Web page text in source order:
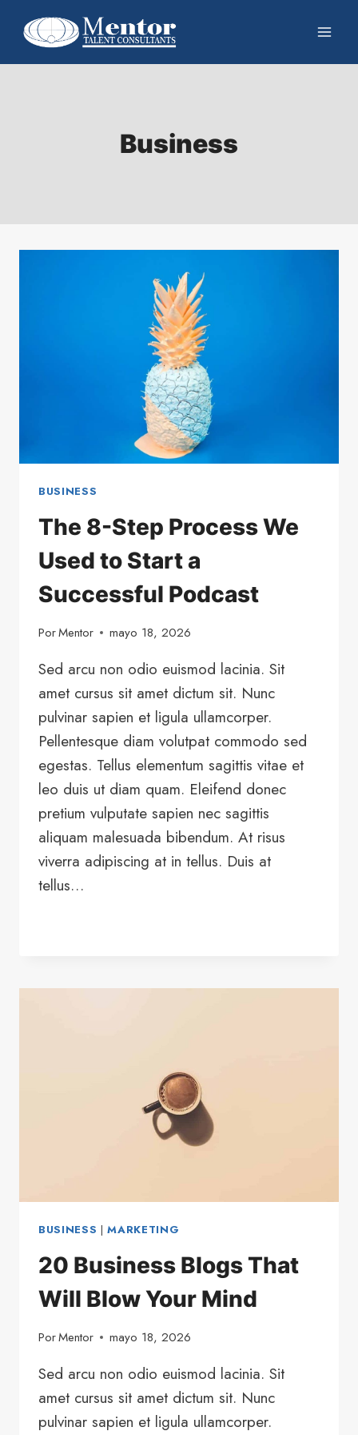
Business
BUSINESS
The 8-Step Process We
Used to Start a
Successful Podcast
PorMentor mayo 18, 2026
Sed arcu non odio euismod lacinia. Sit
amet cursus sit amet dictum sit. Nunc
pulvinar sapien et ligula ullamcorper.
Pellentesque diam volutpat commodo sed
egestas. Tellus elementum sagittis vitae et
leo duis ut diam quam. Eleifend donec
pretium vulputate sapien nec sagittis
aliquam malesuada bibendum. At risus
viverra adipiscing at in tellus. Duis at
tellus…
BUSINESS |MARKETING
20 Business Blogs That
Will Blow Your Mind
PorMentor mayo 18, 2026
Sed arcu non odio euismod lacinia. Sit
amet cursus sit amet dictum sit. Nunc
pulvinar sapien et ligula ullamcorper.